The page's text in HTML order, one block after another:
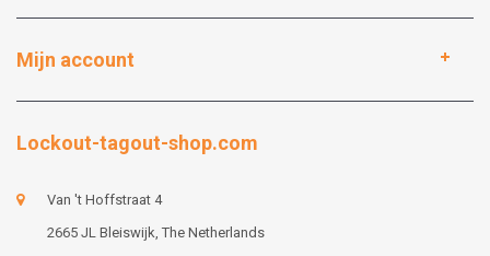
Mijn account
Lockout-tagout-shop.com
Van 't Hoffstraat 4
2665 JL Bleiswijk, The Netherlands